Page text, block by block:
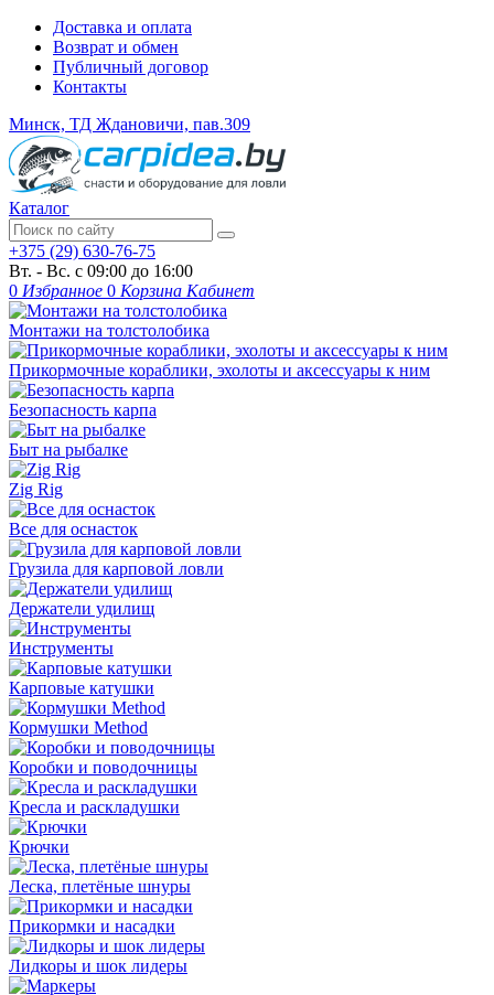
Доставка и оплата
Возврат и обмен
Публичный договор
Контакты
Минск, ТД Ждановичи, пав.309
Каталог
+375 (29) 630-76-75
Вт. - Вс. с 09:00 до 16:00
0 Избранное 0 Корзина Кабинет
Монтажи на толстолобика
Прикормочные кораблики, эхолоты и аксессуары к ним
Безопасность карпа
Быт на рыбалке
Zig Rig
Все для оснасток
Грузила для карповой ловли
Держатели удилищ
Инструменты
Карповые катушки
Кормушки Method
Коробки и поводочницы
Кресла и раскладушки
Крючки
Леска, плетёные шнуры
Прикормки и насадки
Лидкоры и шок лидеры